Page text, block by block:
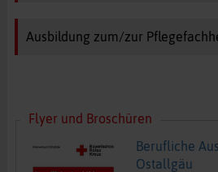
Ausbildung zum/zur
Flyer und Broschüren
Berufliche
Ostallgäu